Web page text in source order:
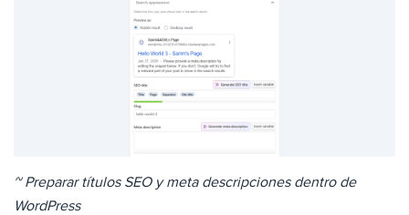
~ Preparar títulos SEO y meta descripciones dentro de
WordPress